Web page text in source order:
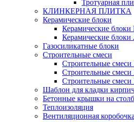
Тротуарная
КЛИНКЕРНАЯ ПЛИТКА
Керамические блоки
Керамические блоки
Керамические
Газосиликатные блоки
Строительные смеси
Строительные смеси
Строительные смеси
Строительные
Шаблон для кладки
Бетонные крышки на
Теплоизоляция
Вентиляционная коробочка